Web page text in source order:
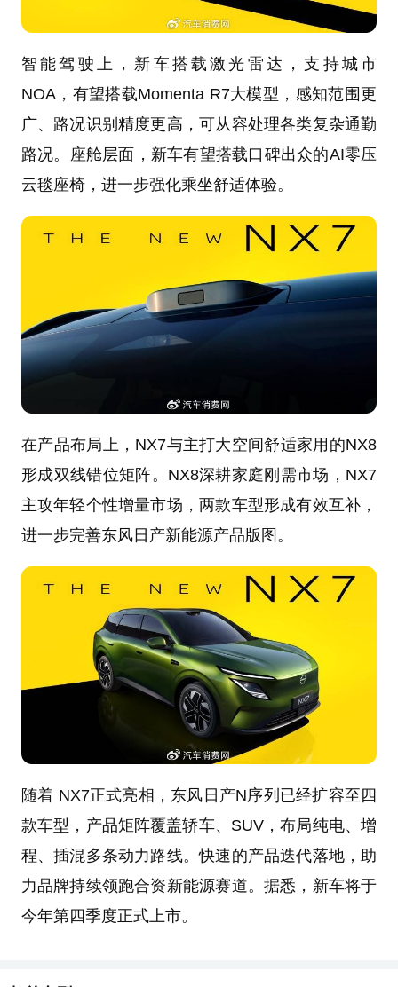
智能驾驶上，新车搭载激光雷达，支持城市
NOA，有望搭载Momenta R7大模型，感知范围更
广、路况识别精度更高，可从容处理各类复杂通勤
路况。座舱层面，新车有望搭载口碑出众的AI零压
云毯座椅，进一步强化乘坐舒适体验。
在产品布局上，NX7与主打大空间舒适家用的NX8
形成双线错位矩阵。NX8深耕家庭刚需市场，NX7
主攻年轻个性增量市场，两款车型形成有效互补，
进一步完善东风日产新能源产品版图。
随着 NX7正式亮相，东风日产N序列已经扩容至四
款车型，产品矩阵覆盖轿车、SUV，布局纯电、增
程、插混多条动力路线。快速的产品迭代落地，助
力品牌持续领跑合资新能源赛道。据悉，新车将于
今年第四季度正式上市。